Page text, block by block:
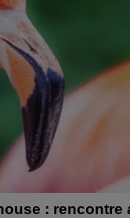
: rencontre